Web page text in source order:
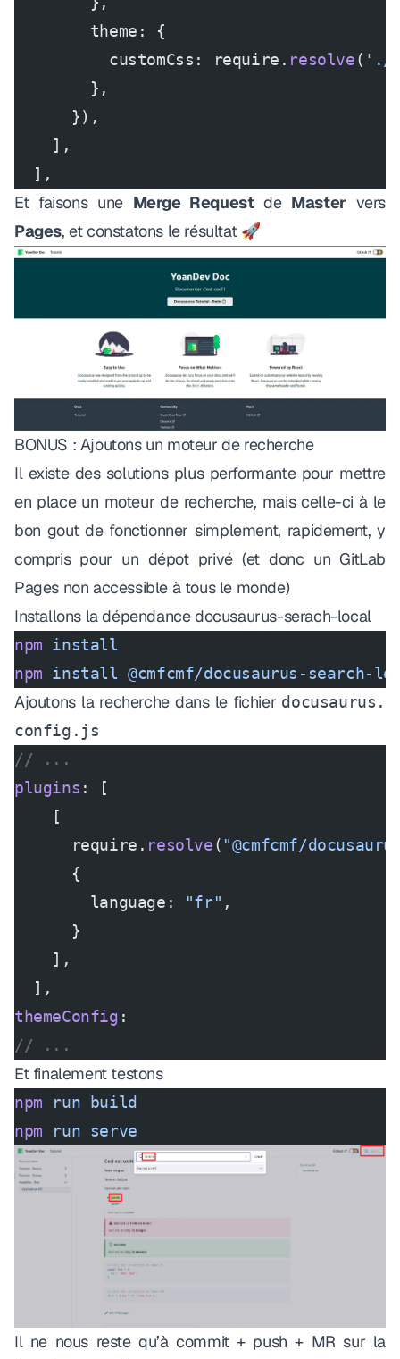
        theme: {
          customCss: require.
resolve( './
        },
      }),
    ],
  ],
Et faisons une Merge Requestde Master vers
Pages, et constatons le résultat 🚀
BONUS : Ajoutons un moteur de recherche
Il existe des solutions plus performante pour mettre
en place un moteur de recherche, mais celle-ci à le
bon gout de fonctionner simplement, rapidement, y
compris pour un dépot privé (et donc un GitLab
Pages non accessible à tous le monde)
Installons la dépendancedocusaurus-serach-local
npm install
npm install @cmfcmf/docusaurus-search-
Ajoutons la recherche dans le fichier docusaurus.
config.js
// ...
plugins : [
    [
      require.
resolve( "@cmfcmf/
      {
        language:
"fr" ,
      }
    ],
  ],
themeConfig :
// ...
Et finalement testons
npm run build
npm run serve
Il ne nous reste qu’à commit + push + MR sur la